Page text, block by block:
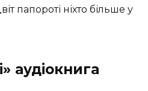
папороті ніхто більше у
аудіокнига